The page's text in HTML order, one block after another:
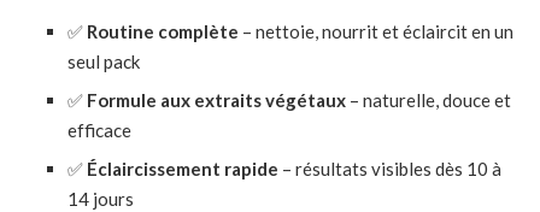
✅ Routine complète – nettoie, nourrit et éclaircit en un
seul pack
✅ Formule aux extraits végétaux – naturelle, douce et
efficace
✅ Éclaircissement rapide – résultats visibles dès 10 à
14 jours